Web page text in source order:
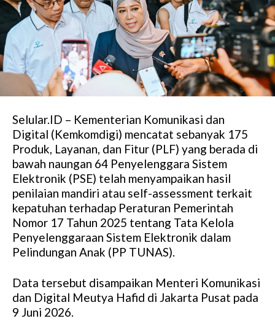
Selular.ID – Kementerian Komunikasi dan
Digital (Kemkomdigi) mencatat sebanyak 175
Produk, Layanan, dan Fitur (PLF) yang berada di
bawah naungan 64 Penyelenggara Sistem
Elektronik (PSE) telah menyampaikan hasil
penilaian mandiri atau self-assessment terkait
kepatuhan terhadap Peraturan Pemerintah
Nomor 17 Tahun 2025 tentang Tata Kelola
Penyelenggaraan Sistem Elektronik dalam
Pelindungan Anak (PP TUNAS).
Data tersebut disampaikan Menteri Komunikasi
dan Digital Meutya Hafid di Jakarta Pusat pada
9 Juni 2026.